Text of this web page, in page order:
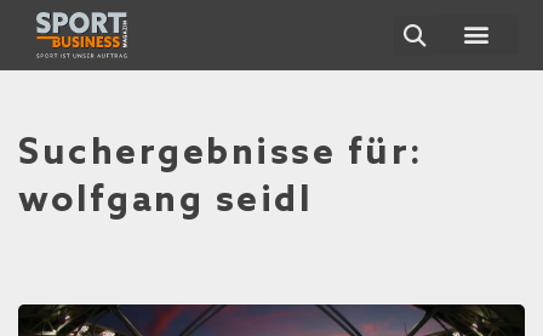
Suchergebnisse für:
wolfgang seidl